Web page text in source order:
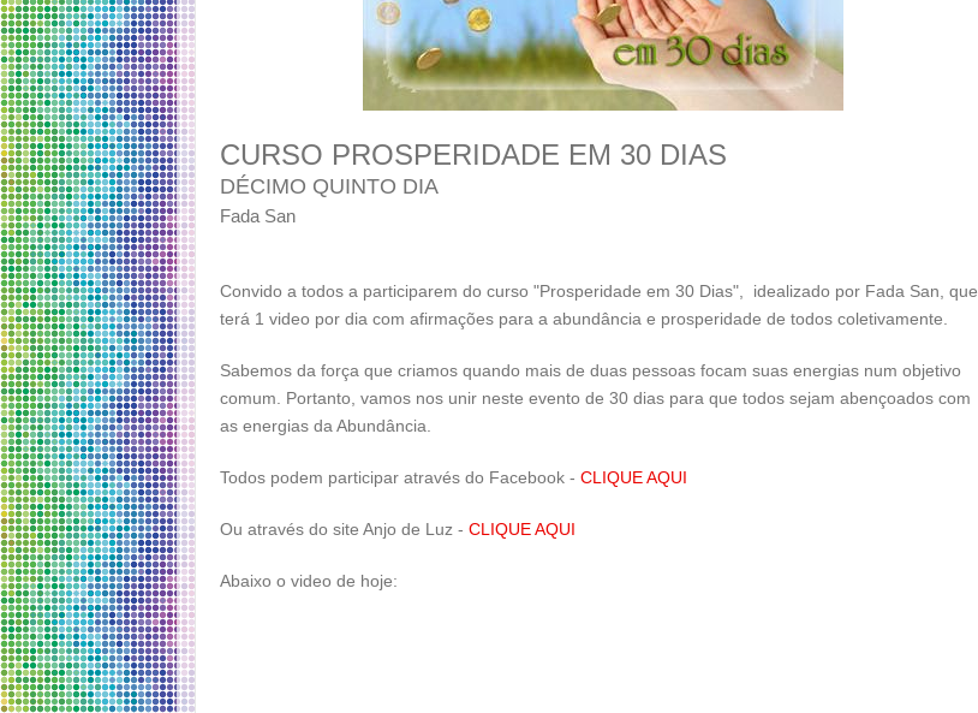
CURSO PROSPERIDADE EM 30 DIAS
DÉCIMO QUINTO DIA
Fada San
Convido a todos a participarem do curso "Prosperidade em 30 Dias", idealizado por Fada San, que
terá 1 video por dia com afirmações para a abundância e prosperidade de todos coletivamente.
Sabemos da força que criamos quando mais de duas pessoas focam suas energias num objetivo
comum. Portanto, vamos nos unir neste evento de 30 dias para que todos sejam abençoados com
as energias da Abundância.
Todos podem participar através do Facebook - CLIQUE AQUI
Ou através do site Anjo de Luz - CLIQUE AQUI
Abaixo o video de hoje: